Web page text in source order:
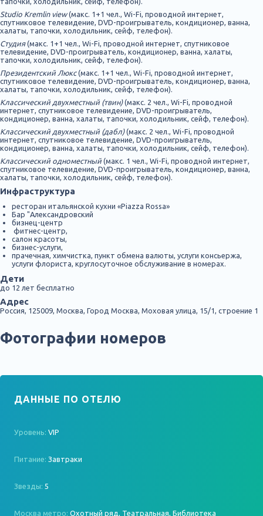
Studio Kremlin view(макс. 1+1 чел., Wi-Fi, проводной интернет,
спутниковое телевидение, DVD-проигрыватель, кондиционер, ванна,
халаты, тапочки, холодильник, сейф, телефон).
Студия(макс. 1+1 чел., Wi-Fi, проводной интернет, спутниковое
телевидение, DVD-проигрыватель, кондиционер, ванна, халаты,
тапочки, холодильник, сейф, телефон).
Президентский Люкс(макс. 1+1 чел., Wi-Fi, проводной интернет,
спутниковое телевидение, DVD-проигрыватель, кондиционер, ванна,
халаты, тапочки, холодильник, сейф, телефон).
Классический двухместный (твин)(макс. 2 чел., Wi-Fi, проводной
интернет, спутниковое телевидение, DVD-проигрыватель,
кондиционер, ванна, халаты, тапочки, холодильник, сейф, телефон).
Классический двухместный (дабл)(макс. 2 чел., Wi-Fi, проводной
интернет, спутниковое телевидение, DVD-проигрыватель,
кондиционер, ванна, халаты, тапочки, холодильник, сейф, телефон).
Классический одноместный(макс. 1 чел., Wi-Fi, проводной интернет,
спутниковое телевидение, DVD-проигрыватель, кондиционер, ванна,
халаты, тапочки, холодильник, сейф, телефон).
Инфраструктура
ресторан итальянской кухни «Piazza Rossa»
Бар "Александровский
бизнец-центр
фитнес-центр,
салон красоты,
бизнес-услуги,
прачечная, химчистка, пункт обмена валюты, услуги консьержа,
услуги флориста, круглосуточное обслуживание в номерах.
Дети
до 12 лет бесплатно
Адрес
Россия, 125009, Москва, Город Москва, Моховая улица, 15/1, строение 1
Фотографии номеров
ДАННЫЕ ПО ОТЕЛЮ
Уровень: VIP
Питание: Завтраки
Звезды: 5
Москва метро: Охотный ряд, Театральная, Библиотека